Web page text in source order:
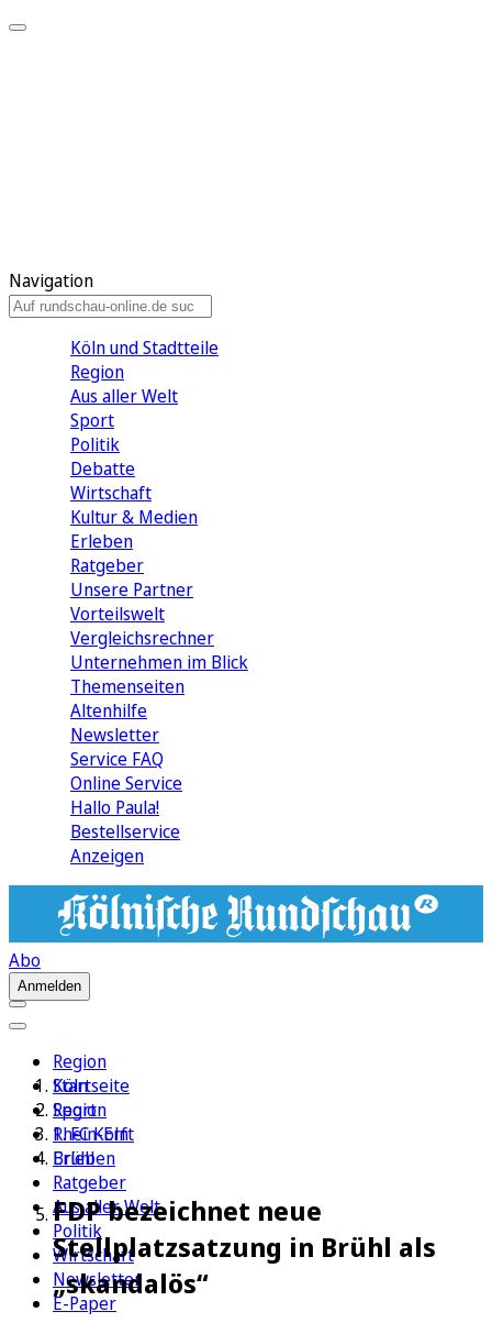
Navigation
Köln und Stadtteile
Region
Aus aller Welt
Sport
Politik
Debatte
Wirtschaft
Kultur & Medien
Erleben
Ratgeber
Unsere Partner
Vorteilswelt
Vergleichsrechner
Unternehmen im Blick
Themenseiten
Altenhilfe
Newsletter
Service FAQ
Online Service
Hallo Paula!
Bestellservice
Anzeigen
Abo
Anmelden
Region
Köln
Sport
1. FC Köln
Erleben
Ratgeber
Aus aller Welt
Politik
Wirtschaft
Newsletter
E-Paper
Startseite
Region
Rhein-Erft
Brühl
FDP bezeichnet neue
Stellplatzsatzung in Brühl als
„skandalös“